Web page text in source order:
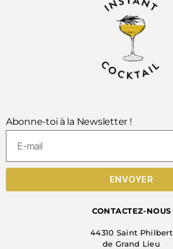
Abonne-toi à la Newsletter !
ENVOYER
CONTACTEZ-NOUS
44310 Saint Philbert
de Grand Lieu